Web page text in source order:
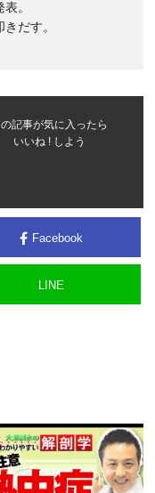
。
だす。
記事が気に入ったら
いいね ! しよう
Facebook
LINE